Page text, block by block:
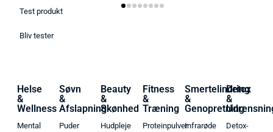
Test produkt
Bliv tester
Helse
&
Wellness
Mental
Søvn
&
Afslapning
Puder
Beauty
&
Skønhed
Hudpleje
Fitness
&
Træning
Proteinpulver
Smertelindring
&
Genopretning
Infrarøde
Detox
&
Detox-